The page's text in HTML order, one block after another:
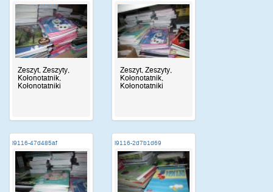
Zeszyt, Zeszyty,
Kołonotatnik,
Kołonotatniki
Zeszyt, Zeszyty,
Kołonotatnik,
Kołonotatniki
i9116-47d485af i9116-2d7b1d69